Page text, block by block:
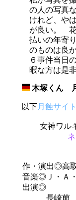
の人の写真
けれど、や
が良い。 花
払いの年寄
のものは良
６事件当日
暇な方は是
木塚くん
以下月蝕サイト
女神ワル
作・演出◎高
音楽◎Ｊ・Ａ
出演◎
長崎萠